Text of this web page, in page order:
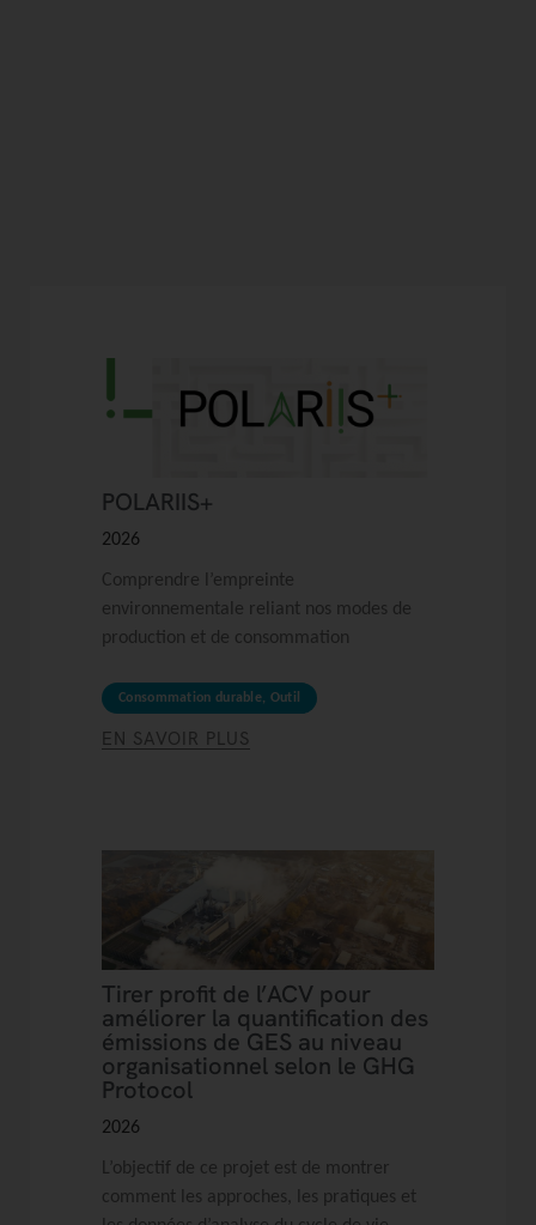
POLARIIS+
2026
Comprendre l’empreinte
environnementale reliant nos modes de
production et de consommation
Consommation durable, Outil
EN SAVOIR PLUS
Tirer profit de l’ACV pour
améliorer la quantification des
émissions de GES au niveau
organisationnel selon le GHG
Protocol
2026
L’objectif de ce projet est de montrer
comment les approches, les pratiques et